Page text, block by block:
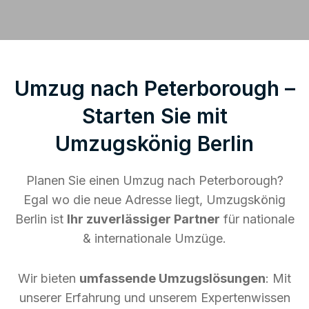
Umzug nach Peterborough –
Starten Sie mit
Umzugskönig Berlin
Planen Sie einen Umzug nach Peterborough?
Egal wo die neue Adresse liegt, Umzugskönig
Berlin ist Ihr zuverlässiger Partner für nationale
& internationale Umzüge.
Wir bieten umfassende Umzugslösungen: Mit
unserer Erfahrung und unserem Expertenwissen